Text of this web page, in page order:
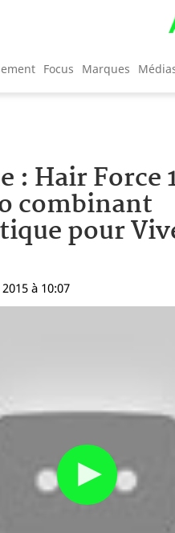
Focus Marques
: Hair Force
combinant
pour
à 10:07